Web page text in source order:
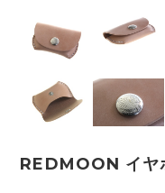
REDMOON イヤ